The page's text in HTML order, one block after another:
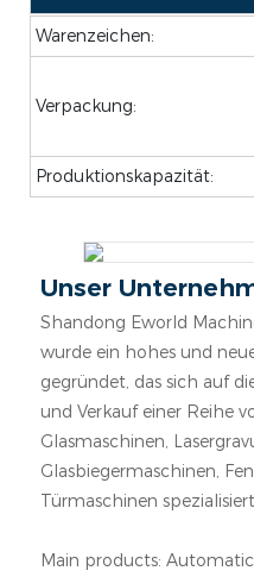
Warenzeichen:
Verpackung:
Produktionskapazität:
Unser
Shandong Eworld
wurde ein hohes und
gegründet, das sich auf
und Verkauf einer Reihe
Glasmaschinen,
Glasbiegermaschinen,
Türmaschinen
Main products: